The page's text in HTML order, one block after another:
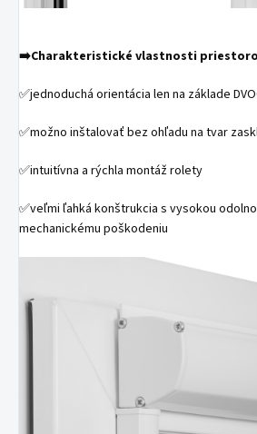
➡️Charakteristické vlastnosti
✅jednoduchá orientácia len na základe
✅možno inštalovať bez ohľadu na tvar
✅intuitívna a rýchla montáž rolety
✅veľmi ľahká konštrukcia s vysokou
mechanickému poškodeniu